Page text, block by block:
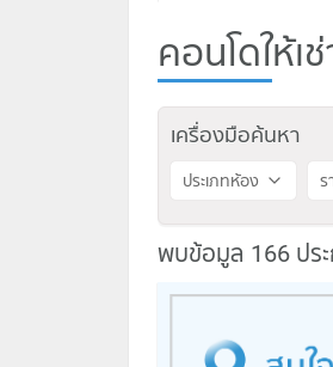
คัน ไม่รวมซ้อนคัน ระบ
ใกล้เคียง
BTS ปุณณวิถี :
BTS อุดมสุข :
รร.พิพัฒนา :
จุดขึ้นทางด่วน
Max valu : 0 ม.
True Coffee : 0
7-11 : 280 ม.
ปิยรมย์เพลส : 1
The Phyll : 2.5
คอนโดให้เ
เครื่องมือค้นหา
ประเภทห้อง ร
พบข้อมูล 166 ปร